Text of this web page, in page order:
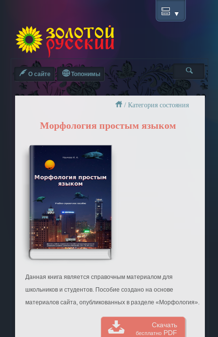
О сайте Топонимы
/ Категория состояния
Морфология простым языком
Данная книга является справочным материалом для
школьников и студентов. Пособие создано на основе
материалов сайта, опубликованных в разделе «Морфология».
Скачать
бесплатно PDF